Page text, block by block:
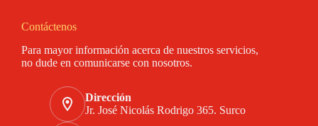
Contáctenos
Para mayor información acerca de nuestros servicios,
no dude en comunicarse con nosotros.
Dirección
Jr. José Nicolás Rodrigo 365. Surco